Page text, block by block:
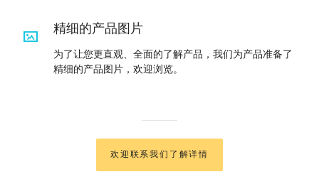
精细的产品图片
为了让您更直观、全面的了解产品，我们为产品准备了
精细的产品图片，欢迎浏览。
欢迎联系我们了解详情